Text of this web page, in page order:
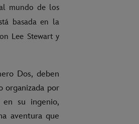
mundo de los
basada en la
Lee Stewart y
Dos, deben
organizada por
su ingenio,
aventura que